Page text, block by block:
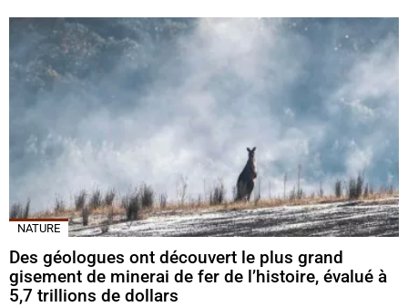
NATURE
Des géologues ont découvert le plus grand
gisement de minerai de fer de l’histoire, évalué à
5,7 trillions de dollars